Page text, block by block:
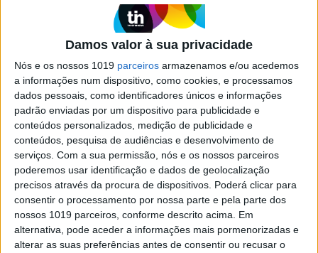
Damos valor à sua privacidade
Nós e os nossos 1019 parceiros armazenamos e/ou acedemos
a informações num dispositivo, como cookies, e processamos
dados pessoais, como identificadores únicos e informações
padrão enviadas por um dispositivo para publicidade e
conteúdos personalizados, medição de publicidade e
conteúdos, pesquisa de audiências e desenvolvimento de
serviços. Com a sua permissão, nós e os nossos parceiros
poderemos usar identificação e dados de geolocalização
precisos através da procura de dispositivos. Poderá clicar para
consentir o processamento por nossa parte e pela parte dos
nossos 1019 parceiros, conforme descrito acima. Em
alternativa, pode aceder a informações mais pormenorizadas e
alterar as suas preferências antes de consentir ou recusar o
SITES DO GRUPO TRUST IN NEWS
Visão Holofote
Caras Caras Decoração
Exame Exame Informática